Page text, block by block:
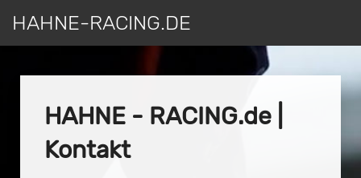
HAHNE-RACING.DE
HAHNE - RACING.de |
Kontakt